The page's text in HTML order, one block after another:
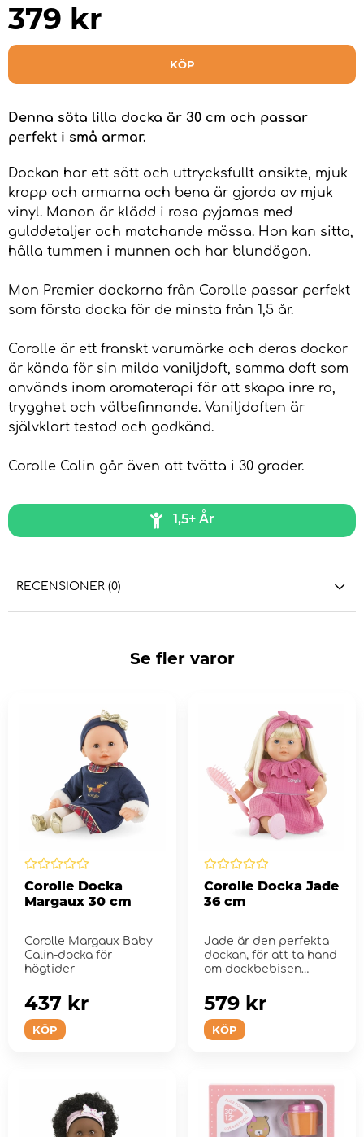
379 kr
KÖP
Denna söta lilla docka är 30 cm och passar
perfekt i små armar.
Dockan har ett sött och uttrycksfullt ansikte, mjuk
kropp och armarna och bena är gjorda av mjuk
vinyl. Manon är klädd i rosa pyjamas med
gulddetaljer och matchande mössa. Hon kan sitta,
hålla tummen i munnen och har blundögon.
Mon Premier dockorna från Corolle passar perfekt
som första docka för de minsta från 1,5 år.
Corolle är ett franskt varumärke och deras dockor
är kända för sin milda vaniljdoft, samma doft som
används inom aromaterapi för att skapa inre ro,
trygghet och välbefinnande. Vaniljdoften är
självklart testad och godkänd.
Corolle Calin går även att tvätta i 30 grader.
1,5+ År
RECENSIONER (0)
Se fler varor
Corolle Docka
Margaux 30 cm
Corolle Margaux Baby
Calin-docka för
högtider
KÖP
437 kr
Corolle Docka Jade
36 cm
Jade är den perfekta
dockan, för att ta hand
om dockbebisen
KÖP
579 kr